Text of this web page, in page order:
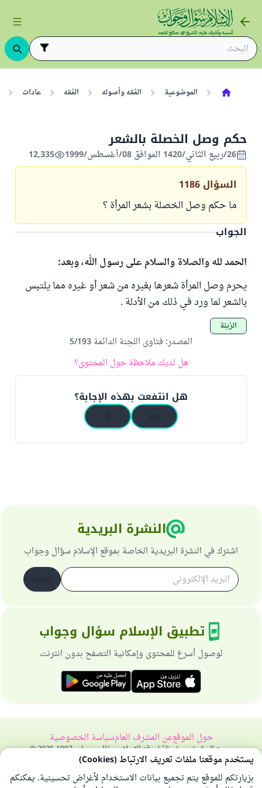
الموضوعية الفقه وأصوله الفقه عادات
حكم وصل الخصلة بالشعر
26/ربيع الثاني/1420 الموافق 08/أغسطس/1999 12,335
السؤال 1186
ما حكم وصل الخصلة بشعر المرأة ؟
الجواب
الحمد لله والصلاة والسلام على رسول الله، وبعد:
يحرم وصل المرأة شعرها بغيره من شعر أو غيره مما يلتبس
بالشعر لما ورد في ذلك من الأدلة .
الزينة
المصدر: فتاوى اللجنة الدائمة 5/193
هل لديك ملاحظة حول المحتوى؟
هل انتفعت بهذه الإجابة؟
النشرة البريدية
اشترك في النشرة البريدية الخاصة بموقع الإسلام سؤال وجواب
تطبيق الإسلام سؤال وجواب
لوصول أسرع للمحتوى وإمكانية التصفح بدون انترنت
حول الموقععن المشرف العامسياسة الخصوصية
جميع الحقوق محفوظة لموقع الإسلام سؤال وجواب 1997-2025 ©
يستخدم موقعنا ملفات تعريف الارتباط (Cookies)
بزيارتكم للموقع يتم تجميع بيانات الاستخدام لأغراض تحسينية. يمكنكم